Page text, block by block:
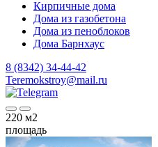
Кирпичные дома
Дома из газобетона
Дома из пеноблоков
Дома Барнхаус
8 (8342) 34-44-42
Teremokstroy@mail.ru
220 м2
площадь